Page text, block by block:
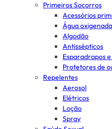
Primeiros Socorros
Acessórios
Água oxigenada
Algodão
Antissépticos
Esparadrapos
Protetores de
Repelentes
Aerosol
Elétricos
Loção
Spray